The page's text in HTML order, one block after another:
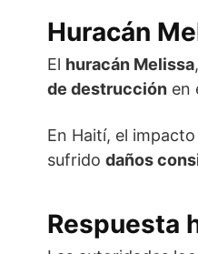
Huracán
El huracán Melissa
de destrucción en
En Haití, el
sufrido daños
Respuesta